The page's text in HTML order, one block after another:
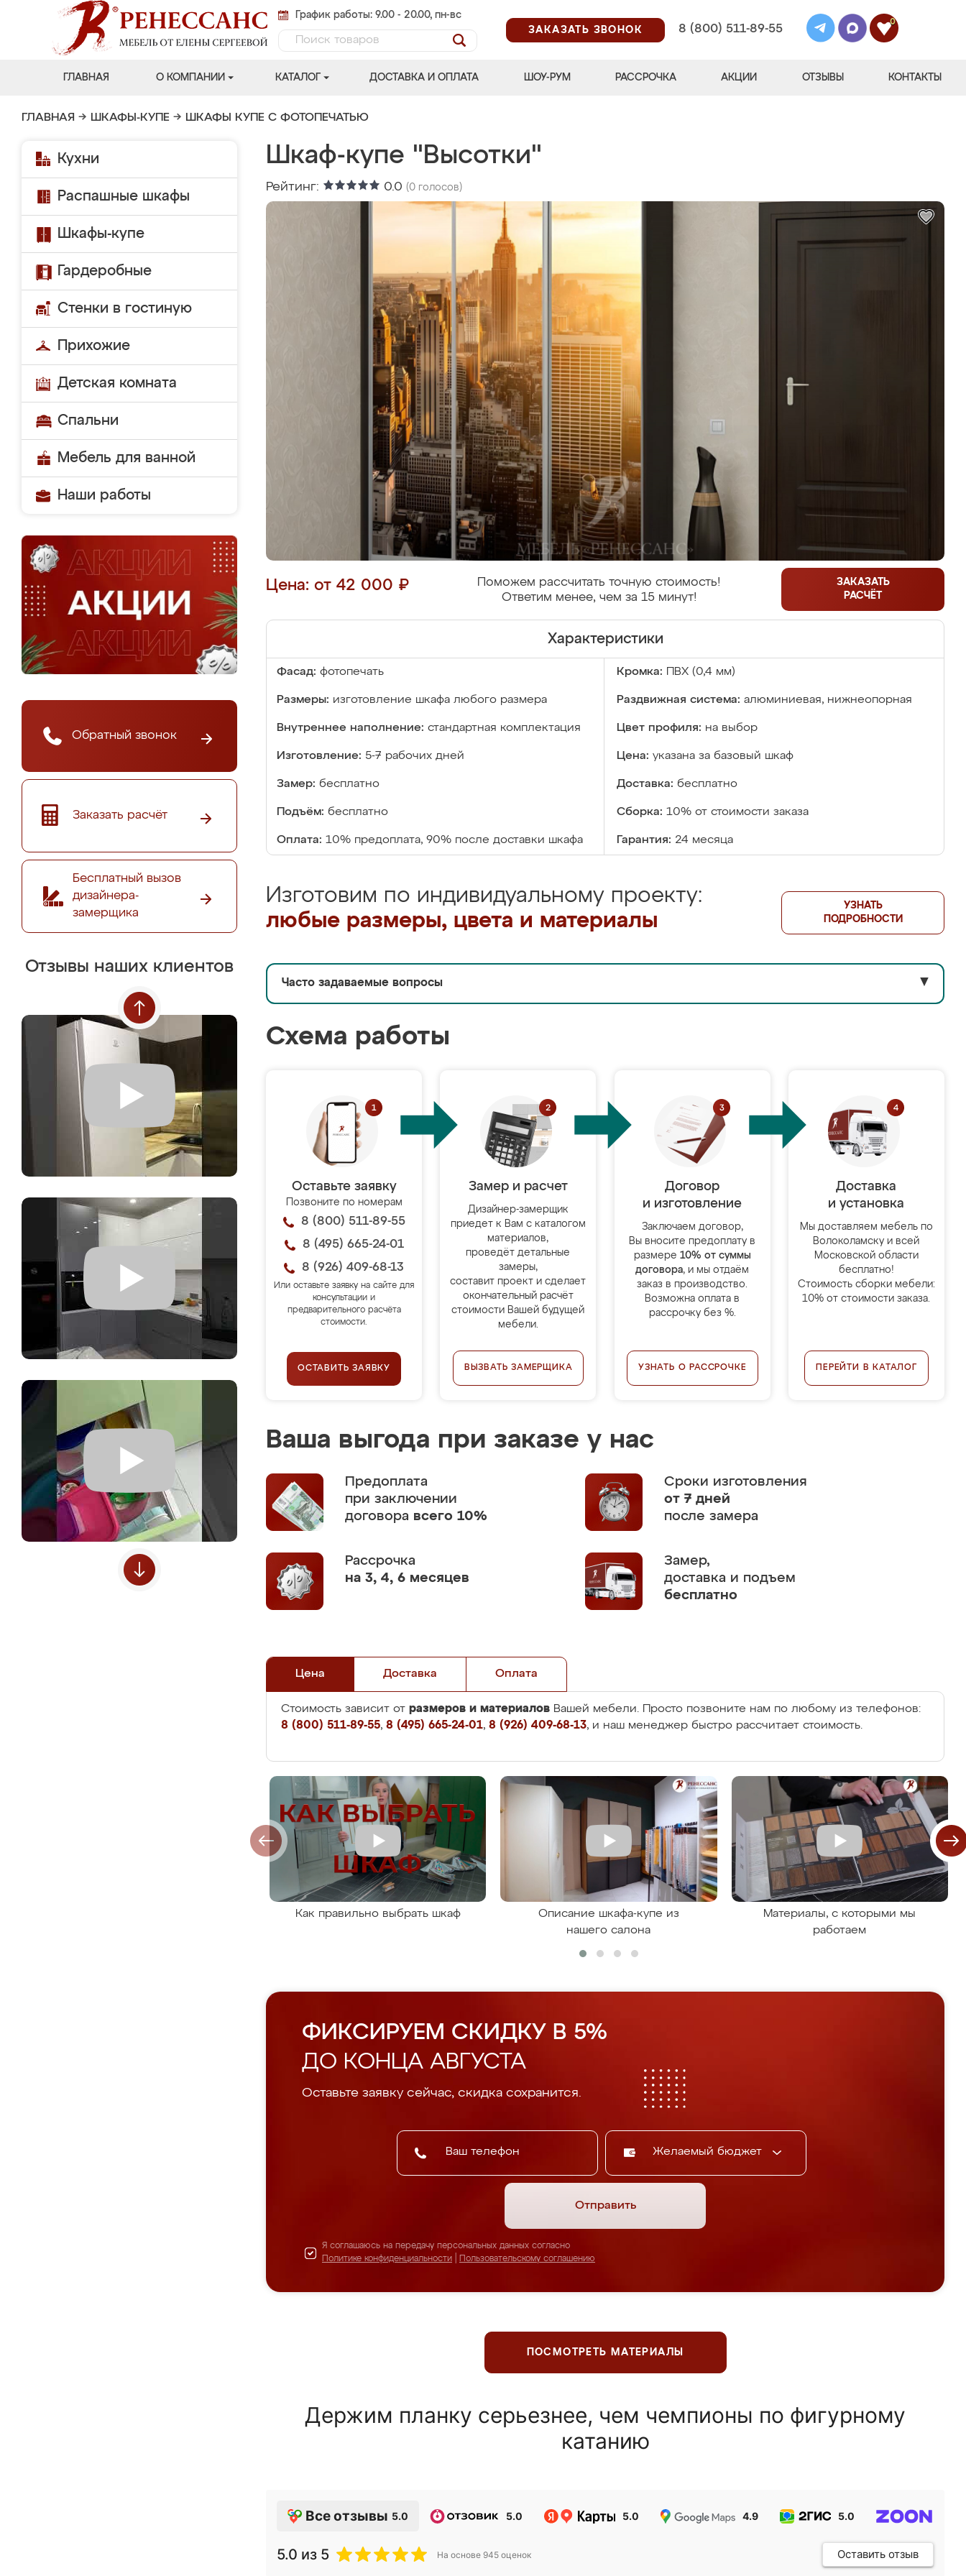
График работы: 9.00 - 20.00, пн-вс
ЗАКАЗАТЬ ЗВОНОК
8 (800) 511-89-55
0
ГЛАВНАЯ О КОМПАНИИ КАТАЛОГ ДОСТАВКА И ОПЛАТА ШОУ-РУМ РАССРОЧКА АКЦИИ ОТЗЫВЫ КОНТАКТЫ
ГЛАВНАЯ → ШКАФЫ-КУПЕ → ШКАФЫ КУПЕ С ФОТОПЕЧАТЬЮ
Кухни
Распашные шкафы
Шкафы-купе
Гардеробные
Стенки в гостиную
Прихожие
Детская комната
Спальни
Мебель для ванной
Наши работы
Обратный звонок
Заказать расчёт
Бесплатный вызов
дизайнера-
замерщика
Отзывы наших клиентов
Шкаф-купе "Высотки"
Рейтинг: 0.0 (0 голосов)
Цена: от 42 000 ₽
Поможем рассчитать точную стоимость!
Ответим менее, чем за 15 минут!
ЗАКАЗАТЬ
РАСЧЁТ
Характеристики
Фасад: фотопечать Кромка: ПВХ (0,4 мм)
Размеры: изготовление шкафа любого размера Раздвижная система: алюминиевая, нижнеопорная
Внутреннее наполнение: стандартная комплектация Цвет профиля: на выбор
Изготовление: 5-7 рабочих дней Цена: указана за базовый шкаф
Замер: бесплатно Доставка: бесплатно
Подъём: бесплатно Сборка: 10% от стоимости заказа
Оплата: 10% предоплата, 90% после доставки шкафа Гарантия: 24 месяца
Изготовим по индивидуальному проекту:
любые размеры, цвета и материалы
УЗНАТЬ
ПОДРОБНОСТИ
Часто задаваемые вопросы ▼
Схема работы
Оставьте заявку
Позвоните по номерам
8 (800) 511-89-55
8 (495) 665-24-01
8 (926) 409-68-13
Или оставьте заявку на сайте для
консультации и
предварительного расчёта
стоимости.
ОСТАВИТЬ ЗАЯВКУ
Замер и расчет
Дизайнер-замерщик
приедет к Вам с каталогом
материалов,
проведёт детальные
замеры,
составит проект и сделает
окончательный расчёт
стоимости Вашей будущей
мебели.
ВЫЗВАТЬ ЗАМЕРЩИКА
Договор
и изготовление
Заключаем договор,
Вы вносите предоплату в
размере 10% от суммы
договора, и мы отдаём
заказ в производство.
Возможна оплата в
рассрочку без %.
УЗНАТЬ О РАССРОЧКЕ
Доставка
и установка
Мы доставляем мебель по
Волоколамску и всей
Московской области
бесплатно!
Стоимость сборки мебели:
10% от стоимости заказа.
ПЕРЕЙТИ В КАТАЛОГ
Ваша выгода при заказе у нас
Предоплата
при заключении
договора всего 10%
Сроки изготовления
от 7 дней
после замера
Рассрочка
на 3, 4, 6 месяцев
Замер,
доставка и подъем
бесплатно
Цена Доставка Оплата
Стоимость зависит от размеров и материалов Вашей мебели. Просто позвоните нам по любому из телефонов:
8 (800) 511-89-55, 8 (495) 665-24-01, 8 (926) 409-68-13, и наш менеджер быстро рассчитает стоимость.
Как правильно выбрать шкаф
Описание шкафа-купе из
нашего салона
Материалы, с которыми мы
работаем
ФИКСИРУЕМ СКИДКУ В 5%
ДО КОНЦА АВГУСТА
Оставьте заявку сейчас, скидка сохранится.
Желаемый бюджет
Отправить
Я соглашаюсь на передачу персональных данных согласно
Политике конфиденциальности
Пользовательскому соглашению
ПОСМОТРЕТЬ МАТЕРИАЛЫ
Держим планку серьезнее, чем чемпионы по фигурному
катанию
Все отзывы 5.0 5.0 5.0 4.9 5.0
5.0 из 5 На основе 945 оценок Оставить отзыв